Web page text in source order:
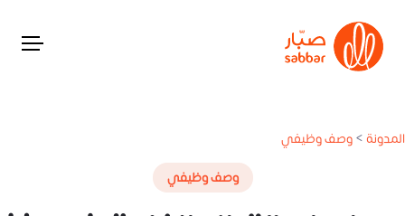
المدونة>وصف وظيفي
وصف وظيفي